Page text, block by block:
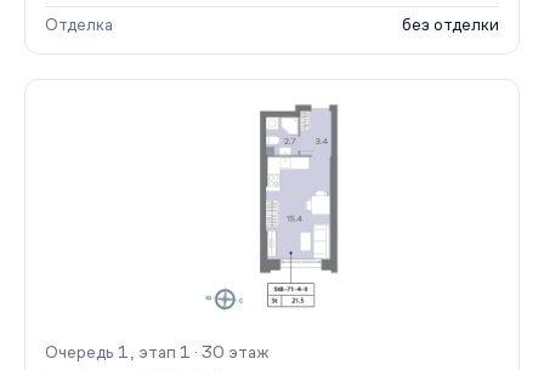
Отделка
без отделки
Очередь 1, этап 1 · 30 этаж